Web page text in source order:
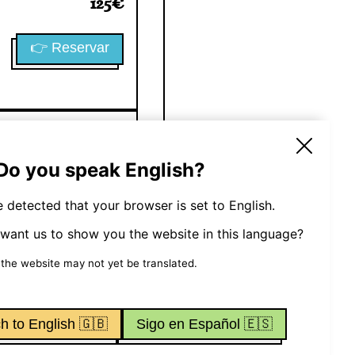
you speak English?
detected that your browser is set to English.
us to show you the website in this language?
website may not yet be translated.
to English 🇬🇧 Sigo en Español 🇪🇸
👉 Reservar
👉 Reservar